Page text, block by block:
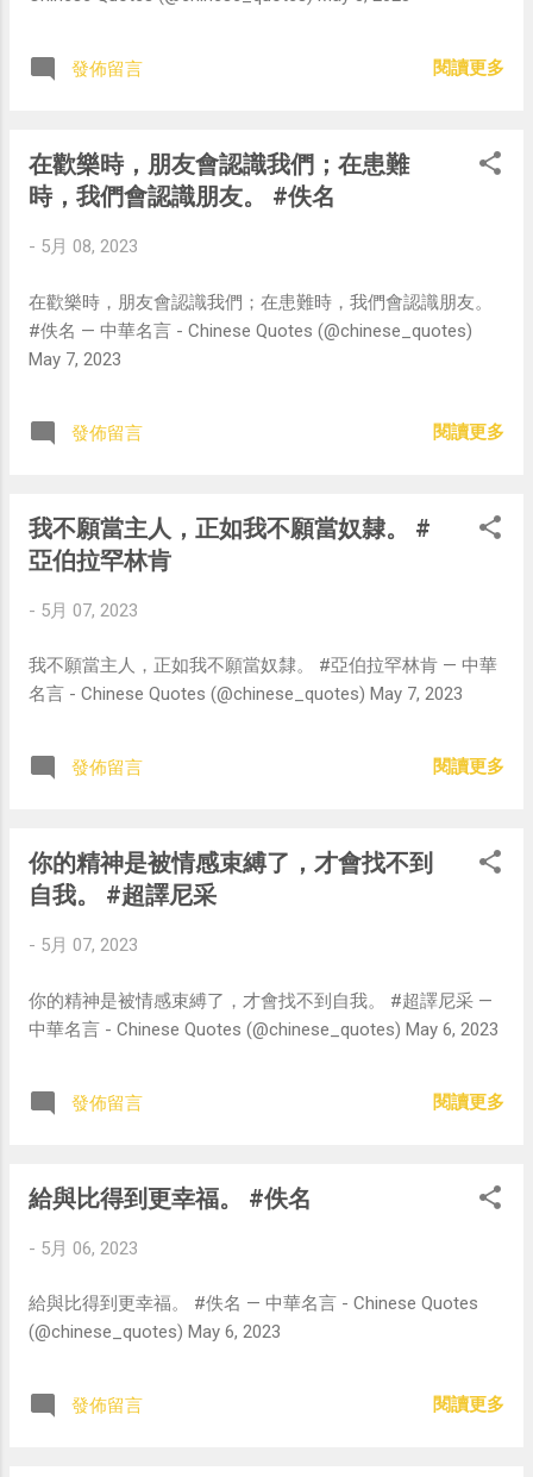
發佈留言 閱讀更多
在歡樂時，朋友會認識我們；在患難
時，我們會認識朋友。 #佚名
- 5月 08, 2023
在歡樂時，朋友會認識我們；在患難時，我們會認識朋友。
#佚名 — 中華名言 - Chinese Quotes (@chinese_quotes)
May 7, 2023
發佈留言 閱讀更多
我不願當主人，正如我不願當奴隸。 #
亞伯拉罕林肯
- 5月 07, 2023
我不願當主人，正如我不願當奴隸。 #亞伯拉罕林肯 — 中華
名言 - Chinese Quotes (@chinese_quotes) May 7, 2023
發佈留言 閱讀更多
你的精神是被情感束縛了，才會找不到
自我。 #超譯尼采
- 5月 07, 2023
你的精神是被情感束縛了，才會找不到自我。 #超譯尼采 —
中華名言 - Chinese Quotes (@chinese_quotes) May 6, 2023
發佈留言 閱讀更多
給與比得到更幸福。 #佚名
- 5月 06, 2023
給與比得到更幸福。 #佚名 — 中華名言 - Chinese Quotes
(@chinese_quotes) May 6, 2023
發佈留言 閱讀更多